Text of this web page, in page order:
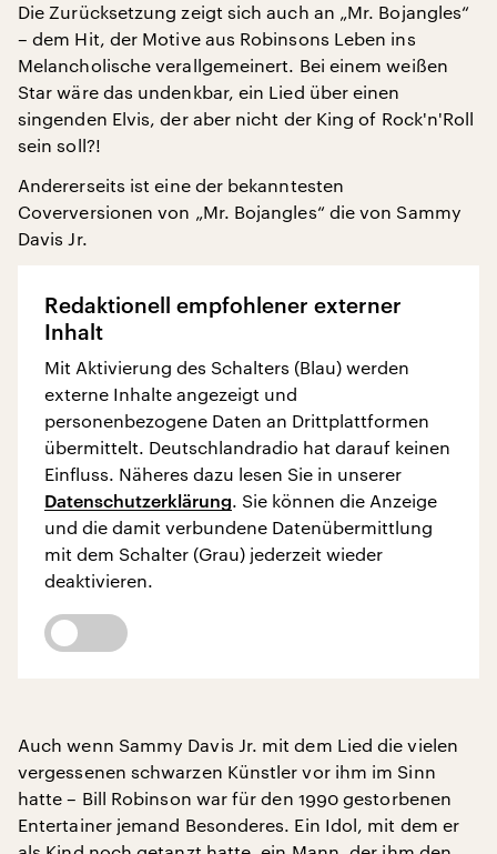
Die Zurücksetzung zeigt sich auch an „Mr. Bojangles“
– dem Hit, der Motive aus Robinsons Leben ins
Melancholische verallgemeinert. Bei einem weißen
Star wäre das undenkbar, ein Lied über einen
singenden Elvis, der aber nicht der King of Rock'n'Roll
sein soll?!
Andererseits ist eine der bekanntesten
Coverversionen von „Mr. Bojangles“ die von Sammy
Davis Jr.
Redaktionell empfohlener externer
Inhalt
Mit Aktivierung des Schalters (Blau) werden
externe Inhalte angezeigt und
personenbezogene Daten an Drittplattformen
übermittelt. Deutschlandradio hat darauf keinen
Einfluss. Näheres dazu lesen Sie in unserer
Datenschutzerklärung. Sie können die Anzeige
und die damit verbundene Datenübermittlung
mit dem Schalter (Grau) jederzeit wieder
deaktivieren.
Auch wenn Sammy Davis Jr. mit dem Lied die vielen
vergessenen schwarzen Künstler vor ihm im Sinn
hatte – Bill Robinson war für den 1990 gestorbenen
Entertainer jemand Besonderes. Ein Idol, mit dem er